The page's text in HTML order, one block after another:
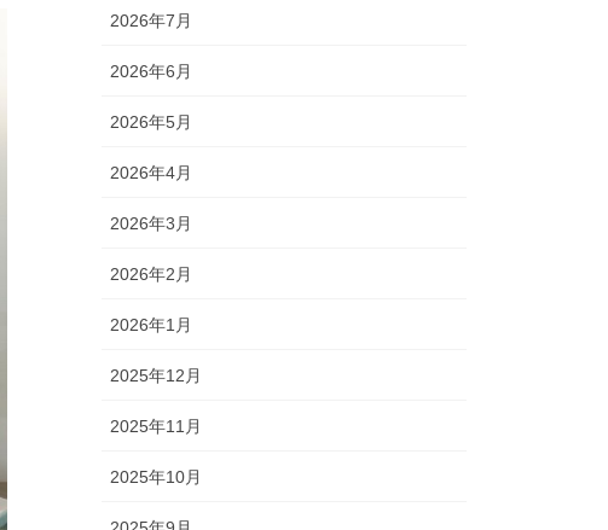
2026年7月
2026年6月
2026年5月
2026年4月
2026年3月
2026年2月
2026年1月
2025年12月
2025年11月
2025年10月